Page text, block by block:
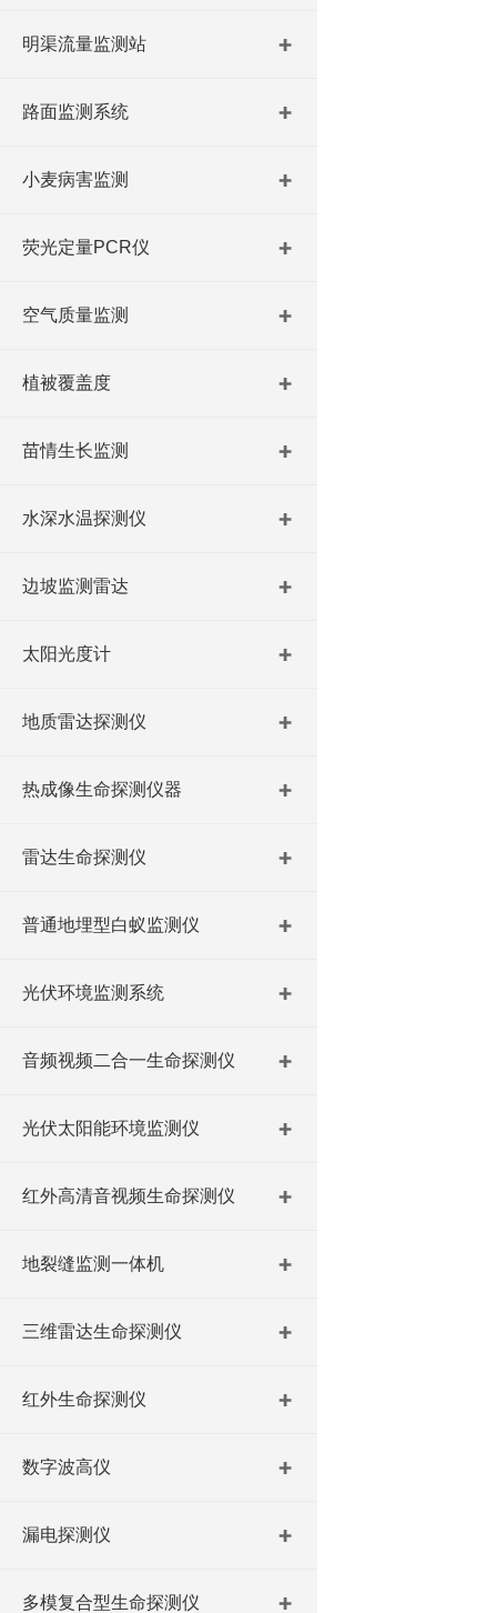
明渠流量监测站
路面监测系统
小麦病害监测
荧光定量PCR仪
空气质量监测
植被覆盖度
苗情生长监测
水深水温探测仪
边坡监测雷达
太阳光度计
地质雷达探测仪
热成像生命探测仪器
雷达生命探测仪
普通地埋型白蚁监测仪
光伏环境监测系统
音频视频二合一生命探测仪
光伏太阳能环境监测仪
红外高清音视频生命探测仪
地裂缝监测一体机
三维雷达生命探测仪
红外生命探测仪
数字波高仪
漏电探测仪
多模复合型生命探测仪